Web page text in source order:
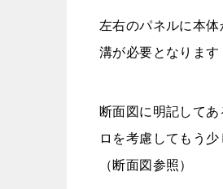
左右のパネルに本
溝が必要となります
断面図に明記して
ロを考慮してもう
（断面図参照）